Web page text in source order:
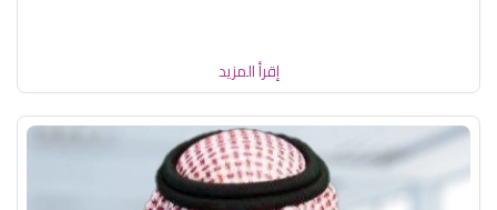
إقرأ المزيد